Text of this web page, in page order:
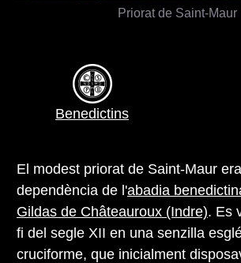
Priorat de Saint-Maur
Benedictins
El modest priorat de Saint-Maur
dependència de l'abadia
Gildas de Châteauroux (Indre). Es
fi del segle XII en una senzilla
cruciforme, que inicialment